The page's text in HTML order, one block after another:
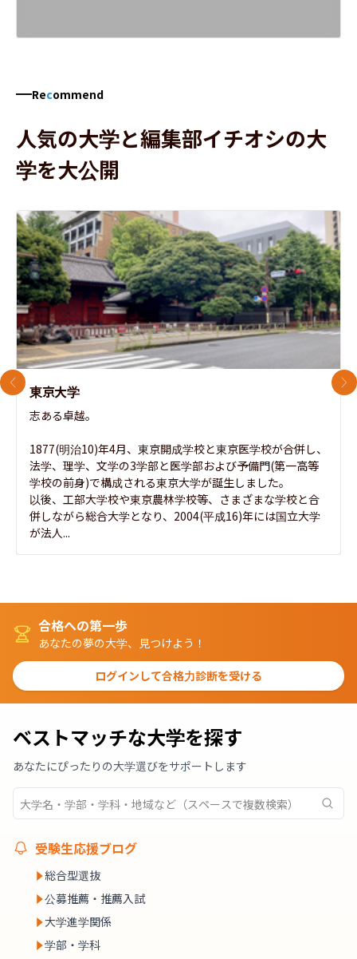
Recommend
人気の大学と編集部イチオシの大
学を大公開
東京大学
志ある卓越。
1877(明治10)年4月、東京開成学校と東京医学校が合併し、
法学、理学、文学の3学部と医学部および予備門(第一高等
学校の前身)で構成される東京大学が誕生しました。
以後、工部大学校や東京農林学校等、さまざまな学校と合
併しながら総合大学となり、2004(平成16)年には国立大学
が法人...
前のスライド 次
合格への第一歩
あなたの夢の大学、見つけよう！
ログインして合格力診断を受ける
ベストマッチな大学を探す
あなたにぴったりの大学選びをサポートします
受験生応援ブログ
総合型選抜
公募推薦・推薦入試
大学進学関係
学部・学科